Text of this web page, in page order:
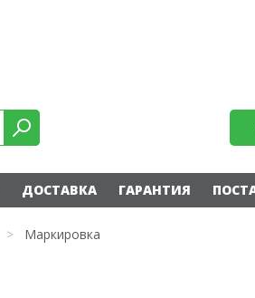
ДОСТАВКА ГАРАНТИЯ
> Маркировка